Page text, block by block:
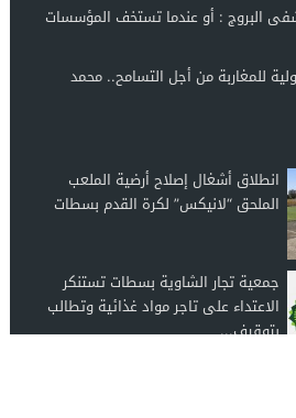
البروج : أو عندما تستخف المؤسسات
للمغاربة من أجل التسامح.. محمد
انطلاق أشغال إصلاح أرضية الملعب
الملحق “لانيكس” لكرة القدم بسطات
جمعية تجار الشاوية بسطات تستنكر
الاعتداء على تاجر مواد غذائية وتطالب
بتوقيف...